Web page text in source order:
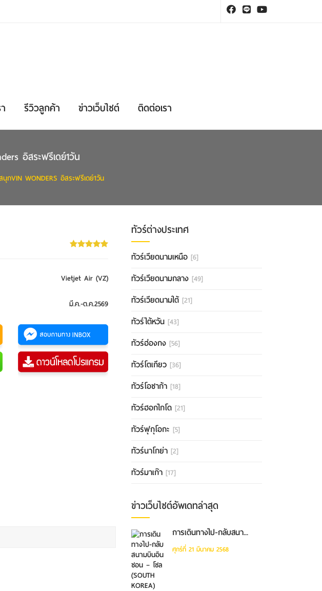
รีวิวลูกค้า ข่าวเว็บไซต์ ติดต่อเรา
อิสระฟรีเดย์1วัน
กVIN WONDERS อิสระฟรีเดย์1วัน
Vietjet Air (VZ)
มี.ค.-ต.ค.2569
ทัวร์ต่างประเทศ
ทัวร์เวียดนามเหนือ [6]
ทัวร์เวียดนามกลาง [49]
ทัวร์เวียดนามใต้ [21]
ทัวร์ไต้หวัน [43]
ทัวร์ฮ่องกง [56]
ทัวร์โตเกียว [36]
ทัวร์โอซาก้า [18]
ทัวร์ฮอกไกโด [21]
ทัวร์ฟุกุโอกะ [5]
ทัวร์นาโกย่า [2]
ทัวร์มาเก๊า [17]
ข่าวเว็บไซต์อัพเดทล่าสุด
การเดินทางไป-กลับสนา...
ศุกร์ที่ 21 มีนาคม 2568